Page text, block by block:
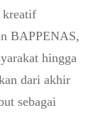
kreatif
BAPPENAS,
hingga
dari akhir
sebagai